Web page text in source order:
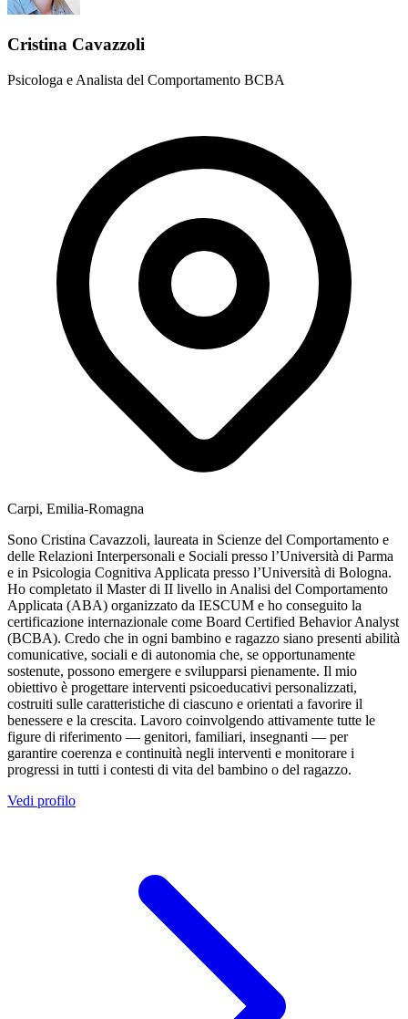
Cristina Cavazzoli
Psicologa e Analista del Comportamento BCBA
Carpi, Emilia-Romagna
Sono Cristina Cavazzoli, laureata in Scienze del Comportamento e
delle Relazioni Interpersonali e Sociali presso l’Università di Parma
e in Psicologia Cognitiva Applicata presso l’Università di Bologna.
Ho completato il Master di II livello in Analisi del Comportamento
Applicata (ABA) organizzato da IESCUM e ho conseguito la
certificazione internazionale come Board Certified Behavior Analyst
(BCBA). Credo che in ogni bambino e ragazzo siano presenti abilità
comunicative, sociali e di autonomia che, se opportunamente
sostenute, possono emergere e svilupparsi pienamente. Il mio
obiettivo è progettare interventi psicoeducativi personalizzati,
costruiti sulle caratteristiche di ciascuno e orientati a favorire il
benessere e la crescita. Lavoro coinvolgendo attivamente tutte le
figure di riferimento — genitori, familiari, insegnanti — per
garantire coerenza e continuità negli interventi e monitorare i
progressi in tutti i contesti di vita del bambino o del ragazzo.
Vedi profilo